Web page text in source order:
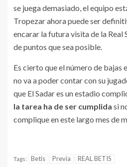
se juega demasiado, el equipo
Tropezar ahora puede ser
encarar la futura visita de la Real
de puntos que sea posible.
Es cierto que el número de bajas
no va a poder contar con su
que El Sadar es un estadio
la tarea ha de ser cumplida si
complique en este largo mes de
Tags: Betis Previa REAL BETIS